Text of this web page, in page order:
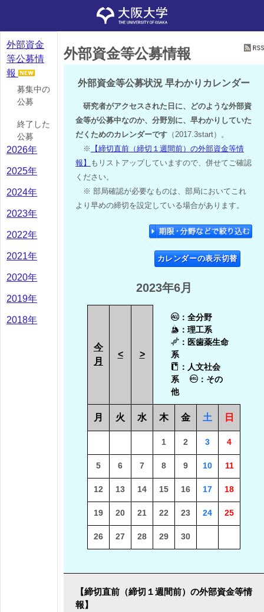
外部資金
等公募情
報
募集中の
公募
終了した
公募
2026年
2025年
2024年
2023年
2022年
2021年
2020年
2019年
2018年
外部資金等公募情報
外部資金等公募状況 早わかりカレンダー
研究者がアクセスされた日に、どのような外部資
金等が公募中なのか、分野別に、早わかりしていた
だくためのカレンダーです（2017.3start）。
※【締切直前（締切１週間前）の外部資金等情
報】もリストアップしていますので、併せてご確認
ください。
※ 部局確認が必要なものは、部局においてこれ
より早めの締切を設定している場合があります。
カレンダーの表示切替
2023年6月
今
月
< >
：全分野
：理工系
：医歯薬生命
系
：人文社会
系
：その
他
月 火 水 木 金 土 日
1 2 3 4
5 6 7 8 9 10 11
12 13 14 15 16 17 18
19 20 21 22 23 24 25
26 27 28 29 30
【締切直前（締切１週間前）の外部資金等情
報】